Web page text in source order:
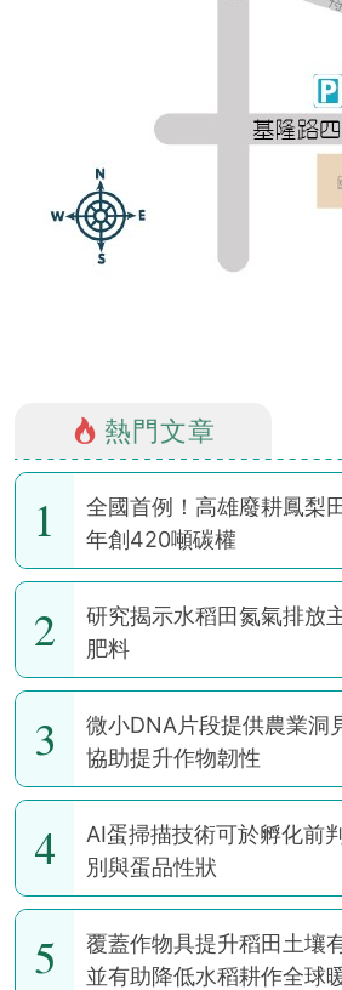
熱門文章
1
全國首例！高雄廢耕鳳梨
年創420噸碳權
2
研究揭示水稻田氮氣排放
肥料
3
微小DNA片段提供農業洞
協助提升作物韌性
4
AI蛋掃描技術可於孵化前
別與蛋品性狀
5
覆蓋作物具提升稻田土壤
並有助降低水稻耕作全球